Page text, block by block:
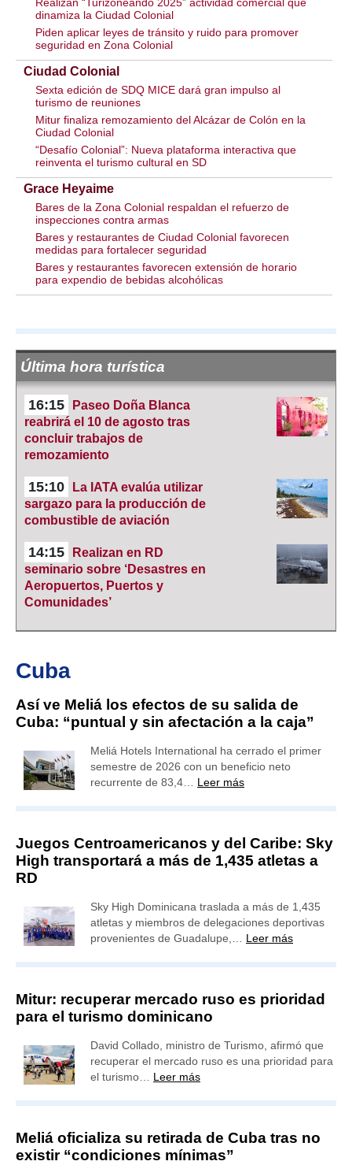
dinamiza la Ciudad Colonial
Piden aplicar leyes de tránsito y ruido para promover
seguridad en Zona Colonial
Ciudad Colonial
Sexta edición de SDQ MICE dará gran impulso al
turismo de reuniones
Mitur finaliza remozamiento del Alcázar de Colón en la
Ciudad Colonial
“Desafío Colonial”: Nueva plataforma interactiva que
reinventa el turismo cultural en SD
Grace Heyaime
Bares de la Zona Colonial respaldan el refuerzo de
inspecciones contra armas
Bares y restaurantes de Ciudad Colonial favorecen
medidas para fortalecer seguridad
Bares y restaurantes favorecen extensión de horario
para expendio de bebidas alcohólicas
Última hora turística
16:15
Paseo Doña Blanca
reabrirá el 10 de agosto tras
concluir trabajos de
remozamiento
15:10
La IATA evalúa utilizar
sargazo para la producción de
combustible de aviación
14:15
Realizan en RD
seminario sobre ‘Desastres en
Aeropuertos, Puertos y
Comunidades’
Cuba
Así ve Meliá los efectos de su salida de
Cuba: “puntual y sin afectación a la caja”
Meliá Hotels International ha cerrado el primer
semestre de 2026 con un beneficio neto
recurrente de 83,4… Leer más
Juegos Centroamericanos y del Caribe: Sky
High transportará a más de 1,435 atletas a
RD
Sky High Dominicana traslada a más de 1,435
atletas y miembros de delegaciones deportivas
provenientes de Guadalupe,… Leer más
Mitur: recuperar mercado ruso es prioridad
para el turismo dominicano
David Collado, ministro de Turismo, afirmó que
recuperar el mercado ruso es una prioridad para
el turismo… Leer más
Meliá oficializa su retirada de Cuba tras no
existir “condiciones mínimas”